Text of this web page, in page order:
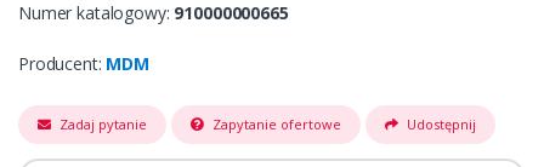
Numer katalogowy: 910000000665
Producent: MDM
Zadaj pytanie Zapytanie ofertowe Udostępnij